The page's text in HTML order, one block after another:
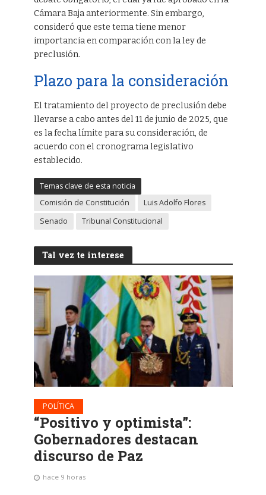
Cámara Baja anteriormente. Sin embargo,
consideró que este tema tiene menor
importancia en comparación con la ley de
preclusión.
Plazo para la consideración
El tratamiento del proyecto de preclusión debe
llevarse a cabo antes del 11 de junio de 2025, que
es la fecha límite para su consideración, de
acuerdo con el cronograma legislativo
establecido.
Temas clave de esta noticia
Comisión de Constitución
Luis Adolfo Flores
Senado
Tribunal Constitucional
Tal vez te interese
POLÍTICA
“Positivo y optimista”:
Gobernadores destacan
discurso de Paz
hace 9 horas